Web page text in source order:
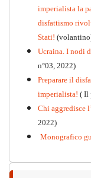
imperialista la
disfattismo
Stati!
Ucraina. I nodi
n°03, 2022)
Preparare il
imperialista! ( Il
Chi aggredisce
2022)
Monografico